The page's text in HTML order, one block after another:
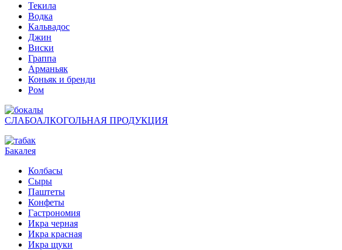
Текила
Водка
Кальвадос
Джин
Виски
Граппа
Арманьяк
Коньяк и бренди
Ром
СЛАБОАЛКОГОЛЬНАЯ ПРОДУКЦИЯ
Бакалея
Колбасы
Сыры
Паштеты
Конфеты
Гастрономия
Икра черная
Икра красная
Икра щуки